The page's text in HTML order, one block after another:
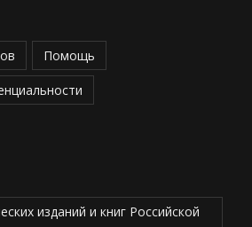
Помощь
изданий и книг Российской